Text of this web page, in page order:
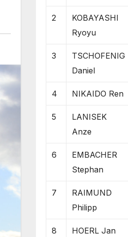
2
KOBAYASHI
Ryoyu
3
TSCHOFENIG
Daniel
4 NIKAIDO Ren
5
LANISEK
Anze
6
EMBACHER
Stephan
7
RAIMUND
Philipp
8 HOERL Jan